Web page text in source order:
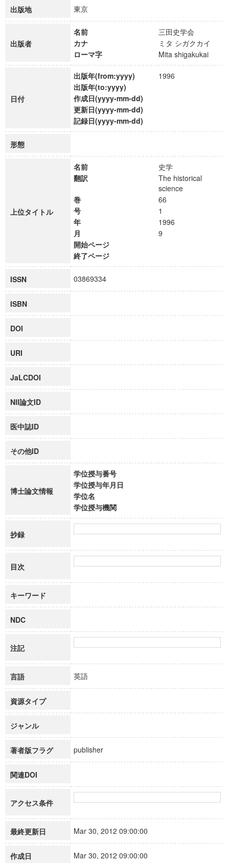
出版地 東京
出版者
名前
三田史学会
カナ
ミタ シガクカイ
ローマ字
Mita shigakukai
日付
出版年(from:yyyy)
1996
出版年(to:yyyy)
作成日(yyyy-mm-dd)
更新日(yyyy-mm-dd)
記録日(yyyy-mm-dd)
形態
上位タイトル
名前
史学
翻訳
The historical
science
巻
66
号
1
年
1996
月
9
開始ページ
終了ページ
ISSN 03869334
ISBN
DOI
URI
JaLCDOI
NII論文ID
医中誌ID
その他ID
博士論文情報
学位授与番号
学位授与年月日
学位名
学位授与機関
抄録
目次
キーワード
NDC
注記
言語 英語
資源タイプ
ジャンル
著者版フラグ publisher
関連DOI
アクセス条件
最終更新日 Mar 30, 2012 09:00:00
作成日 Mar 30, 2012 09:00:00